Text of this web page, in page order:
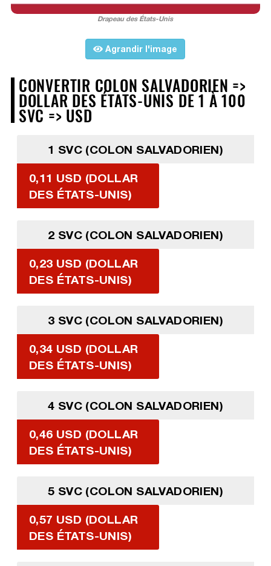
Drapeau des États-Unis
Agrandir l'image
CONVERTIR COLON SALVADORIEN =>
DOLLAR DES ÉTATS-UNIS DE 1 À 100
SVC => USD
1 SVC (COLON SALVADORIEN)
0,11 USD (DOLLAR
DES ÉTATS-UNIS)
2 SVC (COLON SALVADORIEN)
0,23 USD (DOLLAR
DES ÉTATS-UNIS)
3 SVC (COLON SALVADORIEN)
0,34 USD (DOLLAR
DES ÉTATS-UNIS)
4 SVC (COLON SALVADORIEN)
0,46 USD (DOLLAR
DES ÉTATS-UNIS)
5 SVC (COLON SALVADORIEN)
0,57 USD (DOLLAR
DES ÉTATS-UNIS)